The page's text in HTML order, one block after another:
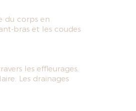
du corps en
bras et les coudes
les effleurages,
Les drainages